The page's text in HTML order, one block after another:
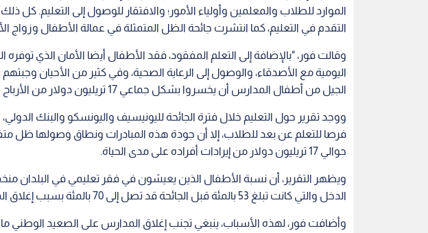
الموارد للطلاب والمعلمين وأولياء الأمور؛ والافتقار للوصول إلى التعليم. كل
التقدم في التعليم، كما انتشرت جائحة الظل المتمثلة في عمالة الأطفال وزواج
وقالت فور، "بالإضافة إلى التعلم المفقود، فقد الأطفال أيضا الأمان الذي
اليومية مع الأصدقاء، والوصول إلى الرعاية الصحية، وفي كثير من الأحيان
الجيل من أطفال المدارس أن يخسروا بشكل جماعي 17 تريليون دولار من الأرباح المحتملة على مدى الحياة".
ووجد تقرير حول التعليم خلال فترة الجائحة لليونيسيف واليونسكو والبنك الدولي،
فرصا للتعلم عن بعد للطلاب، إلا أن جودة هذه المبادرات ونطاق وصولها ظل
حوالي 17 تريليون دولار من إيرادات أفراده على مدى الحياة.
ويظهر التقرير، أن نسبة الأطفال الذين يعيشون في فقر تعليمي في البلدان
الدخل والتي كانت تبلغ 53 بالمئة قبل الجائحة قد تصل إلى 70 بالمئة بسبب إغلاق المدارس.
وأضافت فور، لهذه الأسباب، ينبغي تجنب إغلاق المدارس على الصعيد الوطني ما